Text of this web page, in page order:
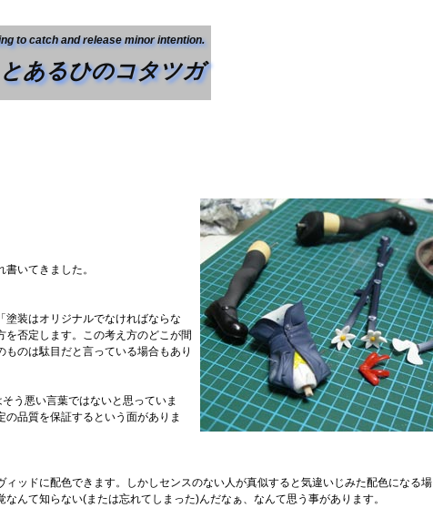
to catch and release minor intention.
とあるひのコタツガ
いてきました。
装はオリジナルでなければならな
否定します。この考え方のどこが間
のは駄目だと言っている場合もあり
う悪い言葉ではないと思っていま
品質を保証するという面がありま
ッドに配色できます。しかしセンスのない人が真似すると気違いじみた配色になる場
んて知らない(または忘れてしまった)んだなぁ、なんて思う事があります。